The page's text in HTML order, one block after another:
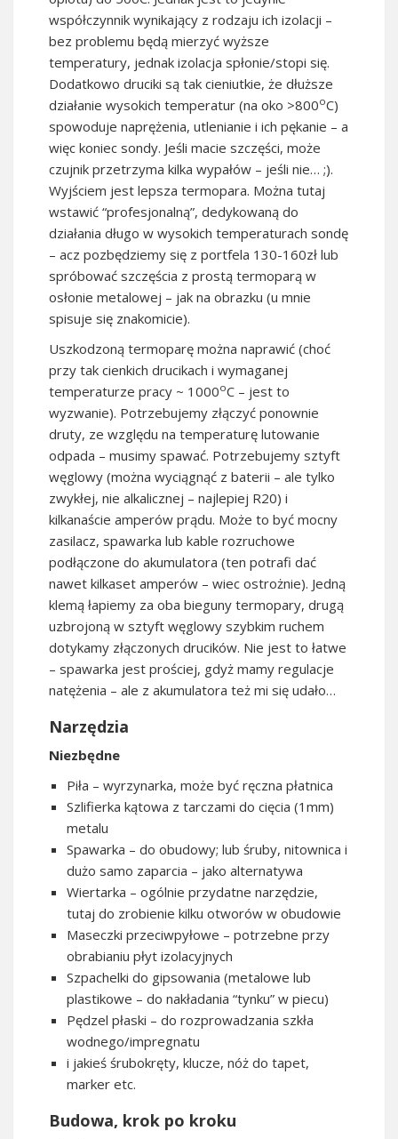
współczynnik wynikający z rodzaju ich izolacji –
bez problemu będą mierzyć wyższe
temperatury, jednak izolacja spłonie/stopi się.
Dodatkowo druciki są tak cieniutkie, że dłuższe
działanie wysokich temperatur (na oko >800oC)
spowoduje naprężenia, utlenianie i ich pękanie – a
więc koniec sondy. Jeśli macie szczęści, może
czujnik przetrzyma kilka wypałów – jeśli nie… ;).
Wyjściem jest lepsza termopara. Można tutaj
wstawić “profesjonalną”, dedykowaną do
działania długo w wysokich temperaturach sondę
– acz pozbędziemy się z portfela 130-160zł lub
spróbować szczęścia z prostą termoparą w
osłonie metalowej – jak na obrazku (u mnie
spisuje się znakomicie).
Uszkodzoną termoparę można naprawić (choć
przy tak cienkich drucikach i wymaganej
temperaturze pracy ~ 1000oC – jest to
wyzwanie). Potrzebujemy złączyć ponownie
druty, ze względu na temperaturę lutowanie
odpada – musimy spawać. Potrzebujemy sztyft
węglowy (można wyciągnąć z baterii – ale tylko
zwykłej, nie alkalicznej – najlepiej R20) i
kilkanaście amperów prądu. Może to być mocny
zasilacz, spawarka lub kable rozruchowe
podłączone do akumulatora (ten potrafi dać
nawet kilkaset amperów – wiec ostrożnie). Jedną
klemą łapiemy za oba bieguny termopary, drugą
uzbrojoną w sztyft węglowy szybkim ruchem
dotykamy złączonych drucików. Nie jest to łatwe
– spawarka jest prościej, gdyż mamy regulacje
natężenia – ale z akumulatora też mi się udało…
Narzędzia
Niezbędne
Piła – wyrzynarka, może być ręczna płatnica
Szlifierka kątowa z tarczami do cięcia (1mm)
metalu
Spawarka – do obudowy; lub śruby, nitownica i
dużo samo zaparcia – jako alternatywa
Wiertarka – ogólnie przydatne narzędzie,
tutaj do zrobienie kilku otworów w obudowie
Maseczki przeciwpyłowe – potrzebne przy
obrabianiu płyt izolacyjnych
Szpachelki do gipsowania (metalowe lub
plastikowe – do nakładania “tynku” w piecu)
Pędzel płaski – do rozprowadzania szkła
wodnego/impregnatu
i jakieś śrubokręty, klucze, nóż do tapet,
marker etc.
Budowa, krok po kroku